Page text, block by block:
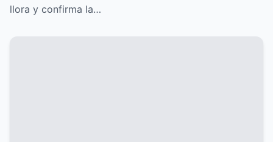
llora y confirma la…